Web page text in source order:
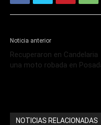
Noticia anterior
Recuperaron en Candelaria
una moto robada en
NOTICIAS RELACIONADAS